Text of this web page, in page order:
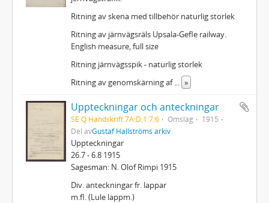
Ritning av skena med tillbehör naturlig storlek
Ritning av järnvägsräls Upsala-Gefle railway.
English measure, full size
Ritning järnvägsspik - naturlig storlek
Ritning av genomskärning af
»
Uppteckningar och anteckningar
SE Q Handskrift 7A:D:1:7:6 Omslag
1915
Del avGustaf Hallströms arkiv
Uppteckningar
26.7 - 6.8 1915
Sagesman: N. Olof Rimpi 1915
Div. anteckningar fr. lappar
m.fl. (Lule lappm.)